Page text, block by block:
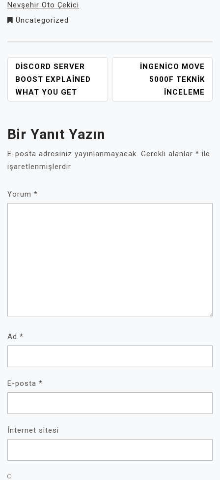
Nevşehir Oto Çekici
Uncategorized
YAZI
GEZINMESI
DISCORD SERVER
BOOST EXPLAINED
WHAT YOU GET
İNGENICO MOVE
5000F TEKNIK
İNCELEME
Bir Yanıt Yazın
E-posta adresiniz yayınlanmayacak. Gerekli alanlar * ile
işaretlenmişlerdir
Yorum *
Ad *
E-posta *
İnternet sitesi